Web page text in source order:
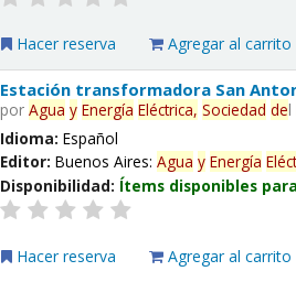
Hacer reserva Agregar al carrito
Estación transformadora San
porAgua y Energía Eléctrica, Sociedad del
Idioma:Español
Editor:Buenos Aires:Agua y Energía
Disponibilidad: Ítems disponibles
Hacer reserva Agregar al carrito